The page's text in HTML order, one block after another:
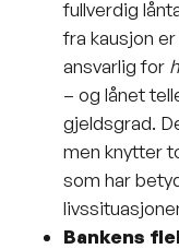
fullverdig
fra kausjon
ansvarlig for
– og lånet
gjeldsgrad.
men knytter
som har
Bankens